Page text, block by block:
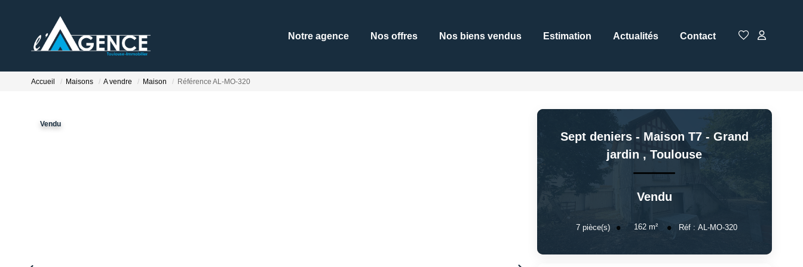
Notre agence Nos offres Nos biens vendus Estimation Actualités Contact
Accueil Maisons A vendre Maison Référence AL-MO-320
Vendu
Sept deniers - Maison T7 - Grand
jardin ,Toulouse
Vendu
7pièce(s) 162m² Réf :AL-MO-320